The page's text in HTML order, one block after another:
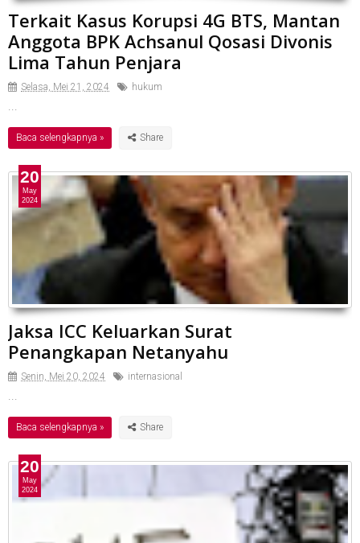
Terkait Kasus Korupsi 4G BTS, Mantan
Anggota BPK Achsanul Qosasi Divonis
Lima Tahun Penjara
Selasa, Mei 21, 2024 hukum
...
Baca selengkapnya »
Jaksa ICC Keluarkan Surat
Penangkapan Netanyahu
Senin, Mei 20, 2024 internasional
...
Baca selengkapnya »
20
May
2024
20
May
2024